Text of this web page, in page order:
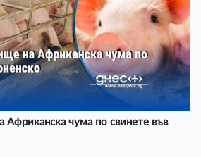
Африканска чума по свинете във